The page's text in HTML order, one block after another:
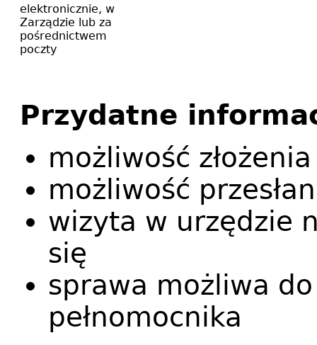
elektronicznie, w
Zarządzie lub za
pośrednictwem
poczty
Przydatne
możliwość
możliwość
wizyta w urzędzie
się
sprawa możliwa
pełnomocnika